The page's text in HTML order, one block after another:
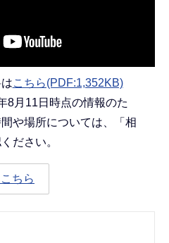
こちら(PDF:1,352KB)
8月11日時点の情報のた
や場所については、「相
ださい。
ちら